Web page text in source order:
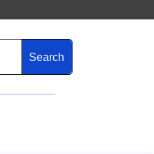
Search